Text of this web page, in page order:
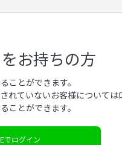
お持ちの方
ことができます。
れていないお客様については
ことができます。
でログイン